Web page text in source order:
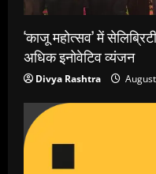
‘काजू महोत्सव’ में
अधिक इनोवेटिव व्यंजन
Divya Rashtra